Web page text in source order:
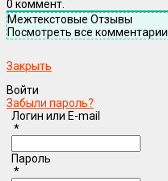
0 коммент.
Межтекстовые Отзывы
Посмотреть все комментарии
Закрыть
Войти
Забыли пароль?
Логин или E-mail
*
Пароль
*